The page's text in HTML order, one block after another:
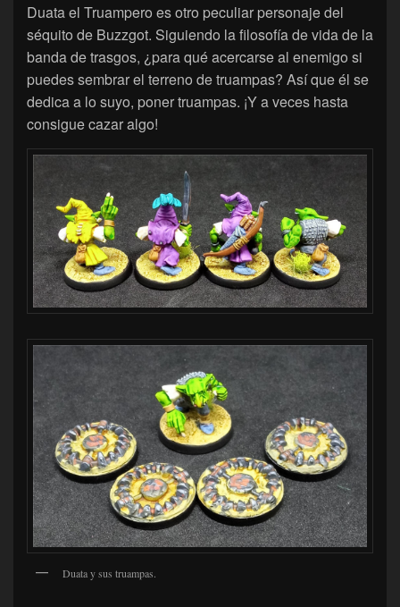
Duata el Truampero es otro peculiar personaje del
séquito de Buzzgot. Siguiendo la filosofía de vida de la
banda de trasgos, ¿para qué acercarse al enemigo si
puedes sembrar el terreno de truampas? Así que él se
dedica a lo suyo, poner truampas. ¡Y a veces hasta
consigue cazar algo!
Duata y sus truampas.